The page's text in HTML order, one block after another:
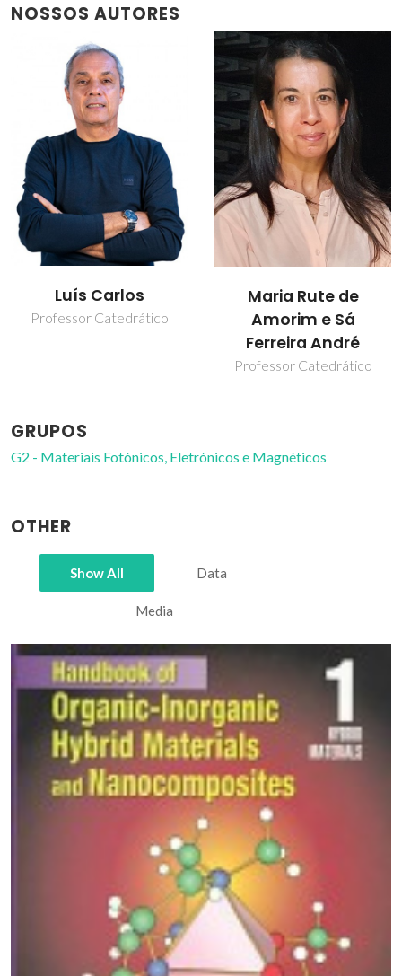
NOSSOS AUTORES
Luís Carlos
Professor Catedrático
Maria Rute de
Amorim e Sá
Ferreira André
Professor Catedrático
GRUPOS
G2 - Materiais Fotónicos, Eletrónicos e Magnéticos
OTHER
Show All Data
Media